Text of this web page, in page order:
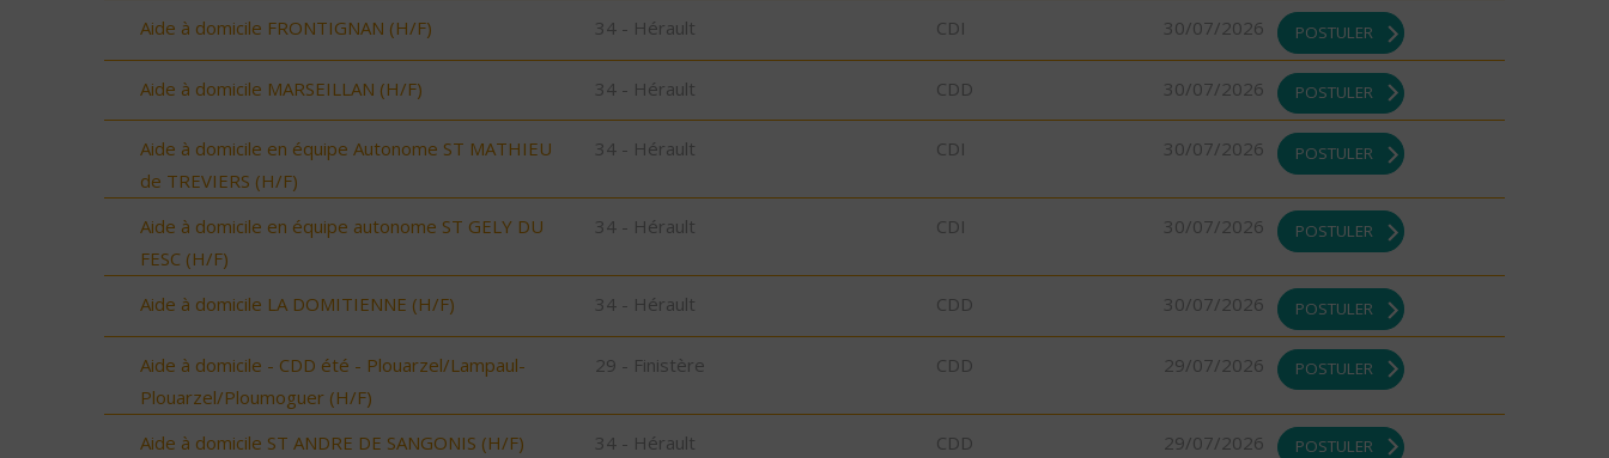
Aide à domicile FRONTIGNAN (H/F) 34 - Hérault CDI 30/07/2026 POSTULER
Aide à domicile MARSEILLAN (H/F) 34 - Hérault CDD 30/07/2026 POSTULER
Aide à domicile en équipe Autonome ST MATHIEU
de TREVIERS (H/F)
34 - Hérault CDI 30/07/2026 POSTULER
Aide à domicile en équipe autonome ST GELY DU
FESC (H/F)
34 - Hérault CDI 30/07/2026 POSTULER
Aide à domicile LA DOMITIENNE (H/F) 34 - Hérault CDD 30/07/2026 POSTULER
Aide à domicile - CDD été - Plouarzel/Lampaul-
Plouarzel/Ploumoguer (H/F)
29 - Finistère CDD 29/07/2026 POSTULER
Aide à domicile ST ANDRE DE SANGONIS (H/F) 34 - Hérault CDD 29/07/2026 POSTULER